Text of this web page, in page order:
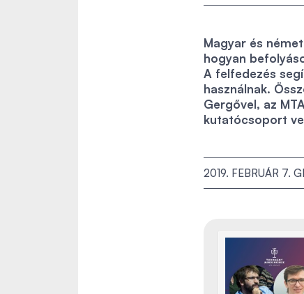
Magyar és
hogyan
A felfedezés
használnak.
Gergővel, az
kutatócsoport
2019. FEBRUÁR 7.